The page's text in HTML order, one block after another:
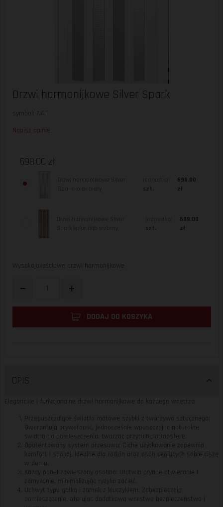
Drzwi harmonijkowe Silver Spark
symbol: 7.4.1
Napisz opinię
698.00 zł
Drzwi harmonijkowe Silver
698.00
zł
Drzwi harmonijkowe Silver
699.00
zł
Wysokojakościowe drzwi harmonijkowe
DODAJ DO KOSZYKA
OPIS
Eleganckie i funkcjonalne drzwi harmonijkowe do każdego wnętrza
Przepuszczające światło matowe szybki z tworzywa sztucznego:
Gwarantują prywatność, jednocześnie wpuszczając naturalne
światło do pomieszczenia, tworząc przytulną atmosferę.
Opatentowany system przesuwu: Ciche użytkowanie zapewnia
komfort i spokój, idealne dla rodzin oraz osób ceniących sobie ciszę
w domu.
Każdy panel zawieszony osobno: Ułatwia płynne otwieranie i
zamykanie, minimalizując ryzyko zacięć.
Uchwyt typu gałka i zamek z kluczykiem: Zabezpieczają
pomieszczenie, oferując dodatkową warstwę bezpieczeństwa i